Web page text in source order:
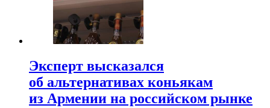
Эксперт высказался
об альтернативах коньякам
из Армении на российском рынке